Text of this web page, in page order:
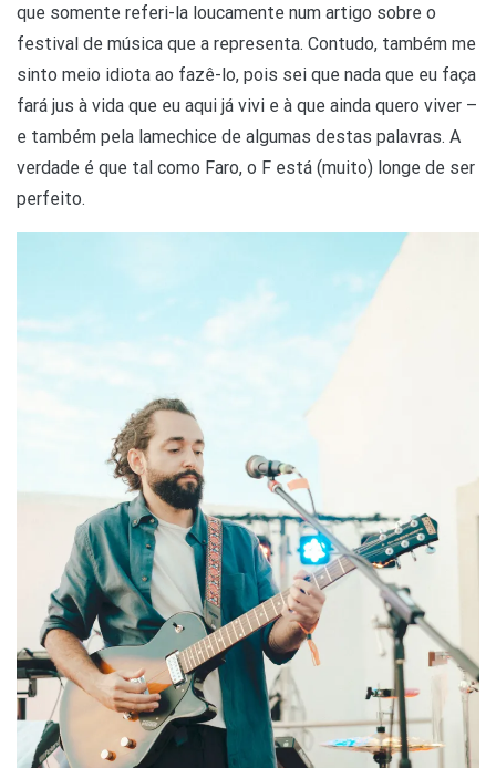
que somente referi-la loucamente num artigo sobre o
festival de música que a representa. Contudo, também me
sinto meio idiota ao fazê-lo, pois sei que nada que eu faça
fará jus à vida que eu aqui já vivi e à que ainda quero viver –
e também pela lamechice de algumas destas palavras. A
verdade é que tal como Faro, o F está (muito) longe de ser
perfeito.